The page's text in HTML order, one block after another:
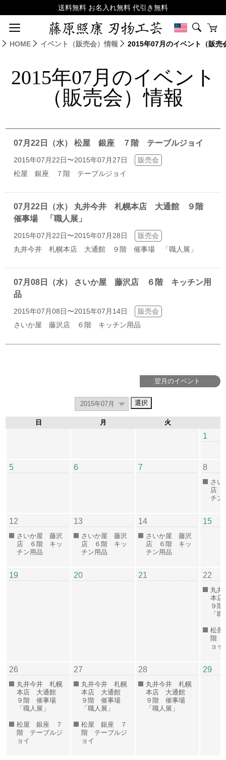
HOME イベント（販売会）情報 2015年07月のイベント（販売
2015年07月のイベント
（販売会）情報
07月22日（水） 松屋 銀座 ７階 テーブルジョイ
2015年07月22日〜2015年07月27日
販売会
松屋 銀座 ７階 テーブルジョイ
07月22日（水） 丸井今井 札幌本店 大通館 ９階
催事場 「職人展」
2015年07月22日〜2015年07月28日
販売会
丸井今井 札幌本店 大通館 ９階 催事場 「職人展」
07月08日（水） さいか屋 藤沢店 ６階 キッチン用
品
2015年07月08日〜2015年07月14日
販売会
さいか屋 藤沢店 ６階 キッチン用品
翌月のイベント
日 月 火
1
5 6 7 8
さ
店
チン
12
さいか屋 藤沢
店 ６階 キッ
チン用品
13
さいか屋 藤沢
店 ６階 キッ
チン用品
14
さいか屋 藤沢
店 ６階 キッ
チン用品
15
19 20 21 22
丸
本
９
「
松
階
ョ
26
丸井今井 札幌
本店 大通館
９階 催事場
「職人展」
松屋 銀座 ７
階 テーブルジ
ョイ
27
丸井今井 札幌
本店 大通館
９階 催事場
「職人展」
松屋 銀座 ７
階 テーブルジ
ョイ
28
丸井今井 札幌
本店 大通館
９階 催事場
「職人展」
29